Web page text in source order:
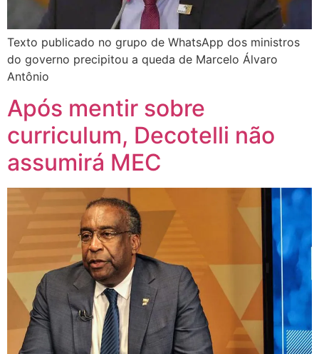
Texto publicado no grupo de WhatsApp dos ministros
do governo precipitou a queda de Marcelo Álvaro
Antônio
Após mentir sobre
curriculum, Decotelli não
assumirá MEC